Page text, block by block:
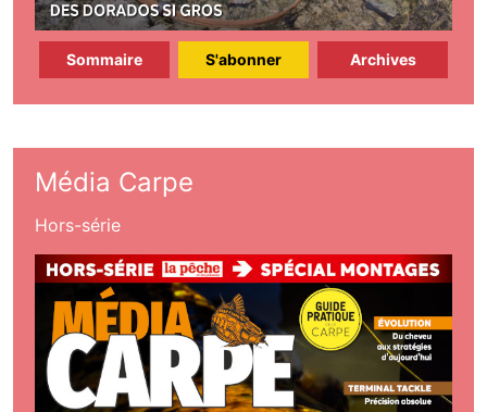
Sommaire S'abonner Archives
Média Carpe
Hors-série